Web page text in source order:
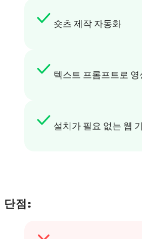
숏츠 제작 자동화
텍스트 프롬프트로
설치가 필요 없는 웹
단점: